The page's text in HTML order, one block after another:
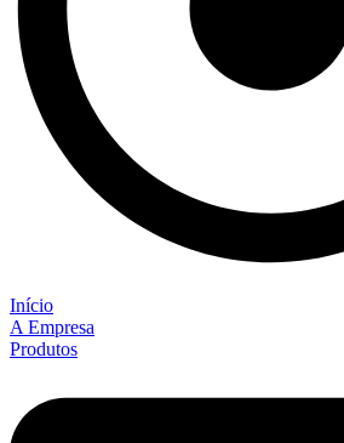
Início
A Empresa
Produtos